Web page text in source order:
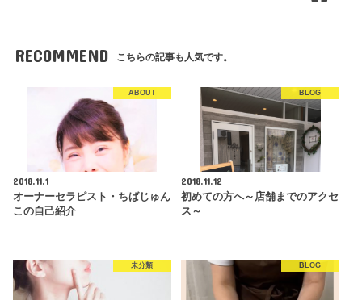
RECOMMEND こちらの記事も人気です。
ABOUT
2018.11.1
オーナーセラピスト・ちばじゅん
この自己紹介
BLOG
2018.11.12
初めての方へ～店舗までのアクセ
ス～
未分類 BLOG